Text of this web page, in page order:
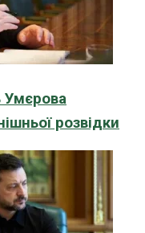
Умєрова
розвідки